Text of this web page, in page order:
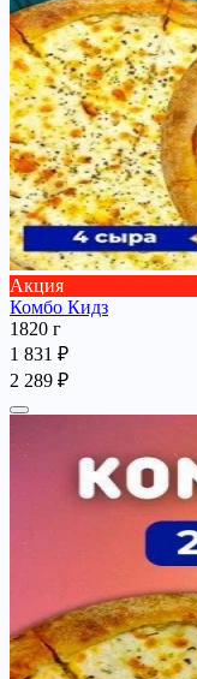
Акция
Комбо Кидз
1820 г
1 831 ₽
2 289 ₽